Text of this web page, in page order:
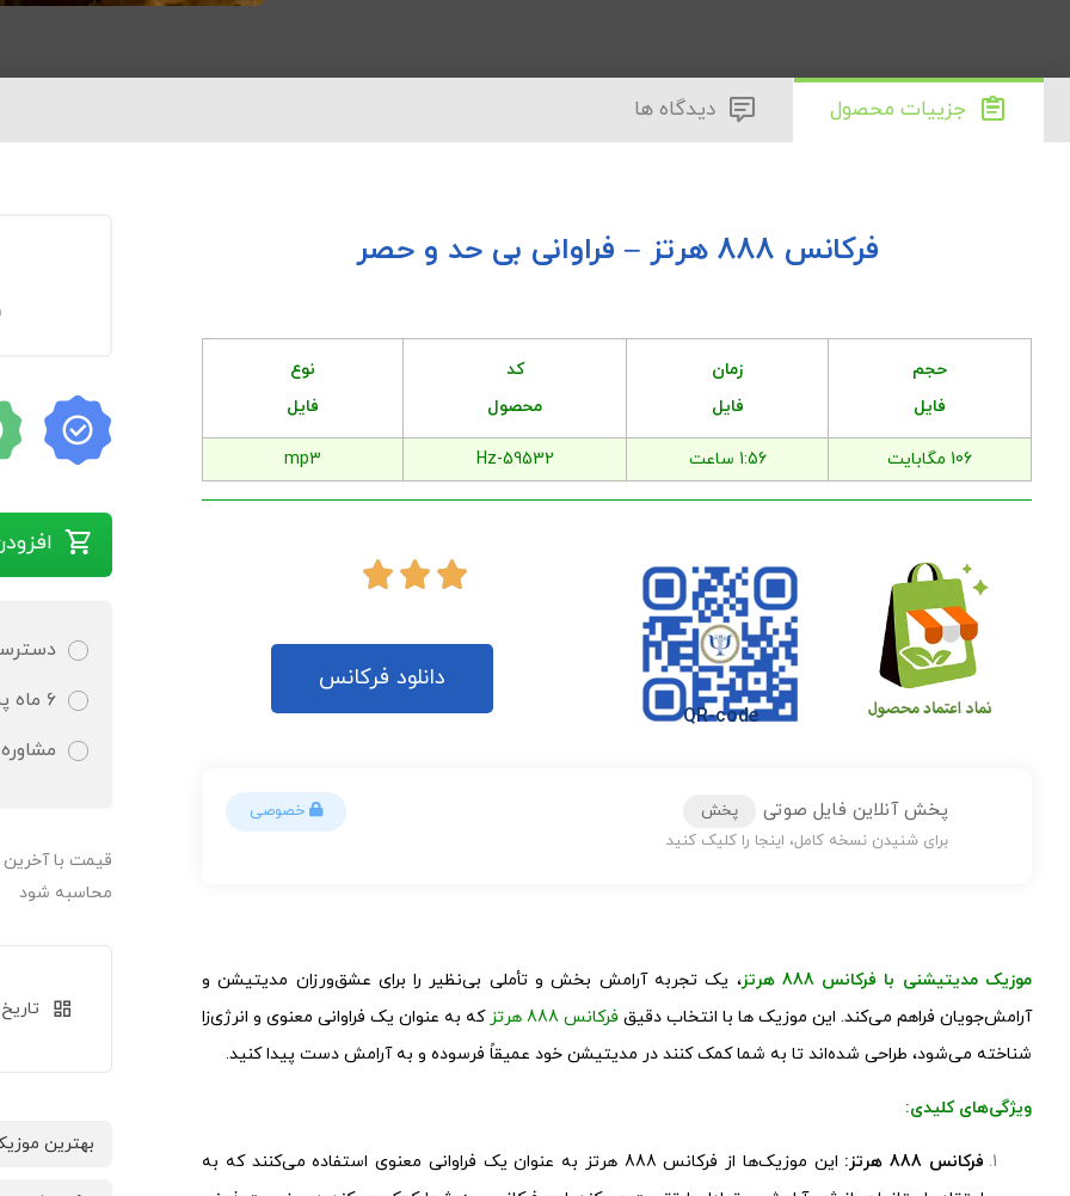
جزییات محصول دیدگاه ها
فرکانس 888 هرتز – فراوانی بی حد و حصر
حجم
فایل
زمان
فایل
کد
محصول
نوع
فایل
106 مگابایت 1:56 ساعت Hz-59532
mp3
QR-code
دانلود فرکانس
پخش آنلاین فایل صوتی
پخش
برای شنیدن نسخه کامل، اینجا را کلیک کنید
خصوصی
موزیک مدیتیشنی با فرکانس 888 هرتز
، یک تجربه آرامش بخش و تأملی بی‌نظیر را برای عشق‌ورزان مدیتیشن و
آرامش‌جویان فراهم می‌کند. این موزیک ها با انتخاب دقیق فرکانس 888 هرتز
که به عنوان یک فراوانی معنوی و انرژی‌زا
شناخته می‌شود، طراحی شده‌اند تا به شما کمک کنند در مدیتیشن خود عمیقاً فرسوده و به آرامش دست پیدا کنید.
ویژگی‌های کلیدی:
فرکانس 888 هرتز:
این موزیک‌ها از فرکانس 888 هرتز به عنوان یک فراوانی معنوی استفاده می‌کنند که به
محاسبه شود